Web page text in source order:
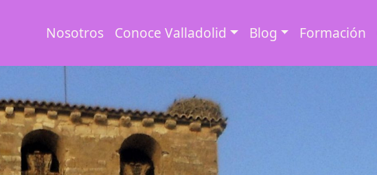
Nosotros Conoce Valladolid Blog Formación